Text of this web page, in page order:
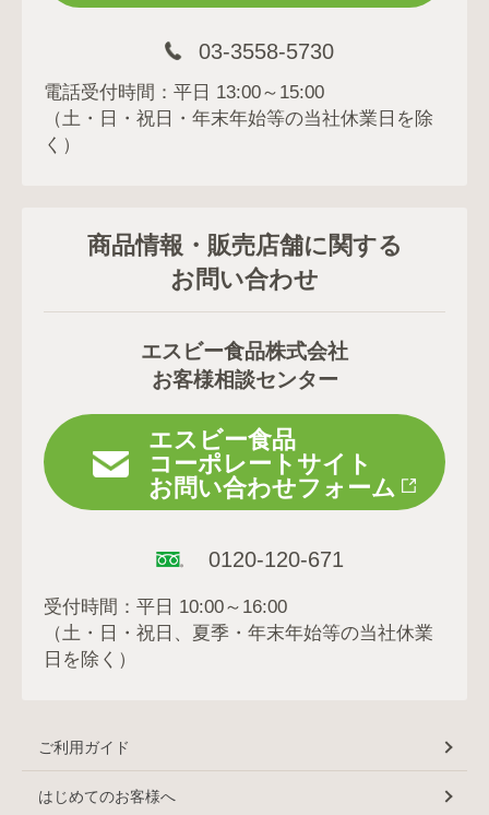
03-3558-5730
電話受付時間：平日 13:00～15:00
（土・日・祝日・年末年始等の当社休業日を除
く）
商品情報・販売店舗に関する
お問い合わせ
エスビー食品株式会社
お客様相談センター
エスビー食品
コーポレートサイト
お問い合わせフォーム
0120-120-671
受付時間：平日 10:00～16:00
（土・日・祝日、夏季・年末年始等の当社休業
日を除く）
ご利用ガイド
はじめてのお客様へ